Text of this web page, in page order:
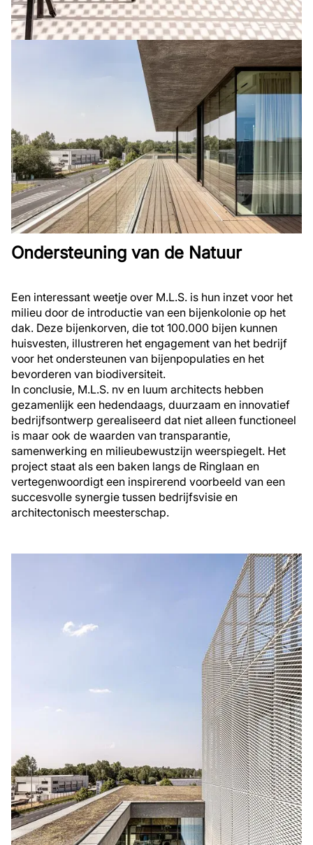
Ondersteuning van de Natuur
Een interessant weetje over M.L.S. is hun inzet voor het
milieu door de introductie van een bijenkolonie op het
dak. Deze bijenkorven, die tot 100.000 bijen kunnen
huisvesten, illustreren het engagement van het bedrijf
voor het ondersteunen van bijenpopulaties en het
bevorderen van biodiversiteit.
In conclusie, M.L.S. nv en luum architects hebben
gezamenlijk een hedendaags, duurzaam en innovatief
bedrijfsontwerp gerealiseerd dat niet alleen functioneel
is maar ook de waarden van transparantie,
samenwerking en milieubewustzijn weerspiegelt. Het
project staat als een baken langs de Ringlaan en
vertegenwoordigt een inspirerend voorbeeld van een
succesvolle synergie tussen bedrijfsvisie en
architectonisch meesterschap.